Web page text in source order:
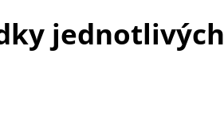
jednotlivých